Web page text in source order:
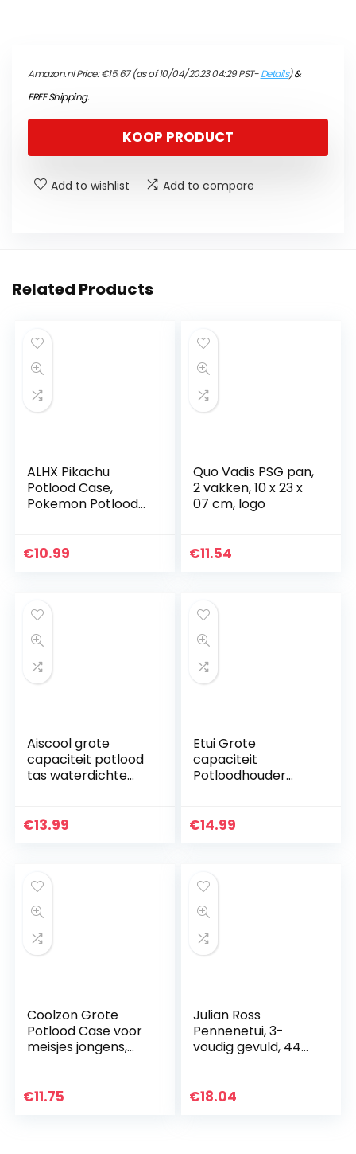
Amazon.nl Price:€15.67(as of 10/04/2023 04:29 PST-Details)&
FREE Shipping.
KOOP PRODUCT
Add to wishlist Add to compare
Related Products
ALHX Pikachu
Potlood Case,
Pokemon Potlood
Case, Black Pencil
€10.99
Quo Vadis PSG pan,
2 vakken, 10 x 23 x
07 cm, logo
€11.54
Aiscool grote
capaciteit potlood
tas waterdichte
draagbare reizen
€13.99
Etui Grote
capaciteit
Potloodhouder
Opslagorganisator
€14.99
Coolzon Grote
Potlood Case voor
meisjes jongens,
met 3
€11.75
Julian Ross
Pennenetui, 3-
voudig gevuld, 44
€18.04